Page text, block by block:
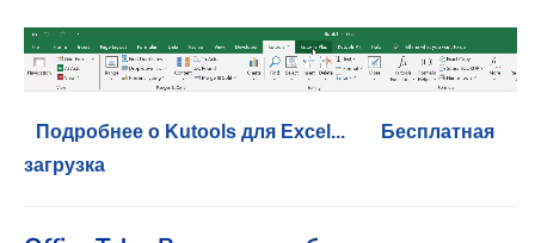
Подробнее о Kutools для Excel...
Бесплатная
загрузка